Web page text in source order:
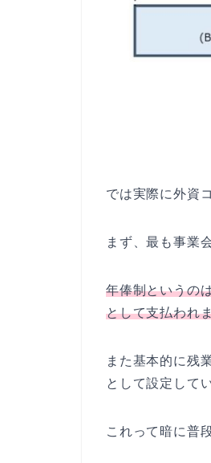
では実際に外資
まず、最も事業
年俸制というの
として支払われ
また基本的に残
として設定して
これって暗に普